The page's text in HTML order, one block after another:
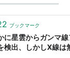
ブックマーク
に星雲からガンマ
検出、しかしX線は